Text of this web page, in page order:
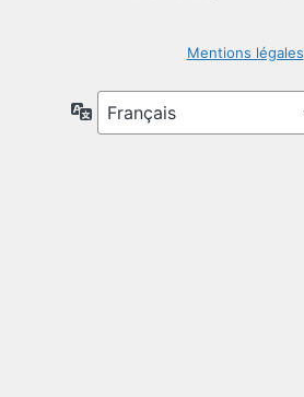
Mentions légales
Langue